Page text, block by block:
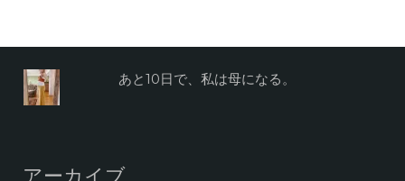
あと10日で、私は母になる。